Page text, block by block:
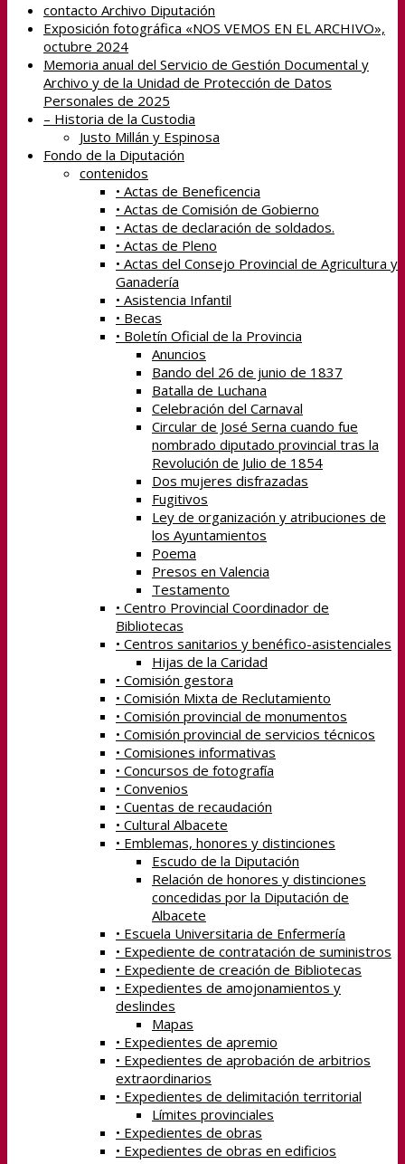
contacto Archivo Diputación
Exposición fotográfica «NOS VEMOS EN EL ARCHIVO»,
octubre 2024
Memoria anual del Servicio de Gestión Documental y
Archivo y de la Unidad de Protección de Datos
Personales de 2025
– Historia de la Custodia
Justo Millán y Espinosa
Fondo de la Diputación
contenidos
• Actas de Beneficencia
• Actas de Comisión de Gobierno
• Actas de declaración de soldados.
• Actas de Pleno
• Actas del Consejo Provincial de Agricultura y
Ganadería
• Asistencia Infantil
• Becas
• Boletín Oficial de la Provincia
Anuncios
Bando del 26 de junio de 1837
Batalla de Luchana
Celebración del Carnaval
Circular de José Serna cuando fue
nombrado diputado provincial tras la
Revolución de Julio de 1854
Dos mujeres disfrazadas
Fugitivos
Ley de organización y atribuciones de
los Ayuntamientos
Poema
Presos en Valencia
Testamento
• Centro Provincial Coordinador de
Bibliotecas
• Centros sanitarios y benéfico-asistenciales
Hijas de la Caridad
• Comisión gestora
• Comisión Mixta de Reclutamiento
• Comisión provincial de monumentos
• Comisión provincial de servicios técnicos
• Comisiones informativas
• Concursos de fotografía
• Convenios
• Cuentas de recaudación
• Cultural Albacete
• Emblemas, honores y distinciones
Escudo de la Diputación
Relación de honores y distinciones
concedidas por la Diputación de
Albacete
• Escuela Universitaria de Enfermería
• Expediente de contratación de suministros
• Expediente de creación de Bibliotecas
• Expedientes de amojonamientos y
deslindes
Mapas
• Expedientes de apremio
• Expedientes de aprobación de arbitrios
extraordinarios
• Expedientes de delimitación territorial
Límites provinciales
• Expedientes de obras
• Expedientes de obras en edificios